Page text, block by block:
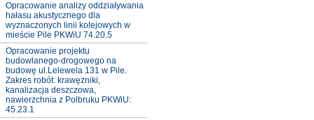
Opracowanie analizy oddziaływania
hałasu akustycznego dla
wyznaczonych linii kolejowych w
mieście Pile PKWiU 74.20.5
Opracowanie projektu
budowlanego-drogowego na
budowę ul.Lelewela 131 w Pile.
Zakres robót: krawężniki,
kanalizacja deszczowa,
nawierzchnia z Polbruku PKWiU:
45.23.1